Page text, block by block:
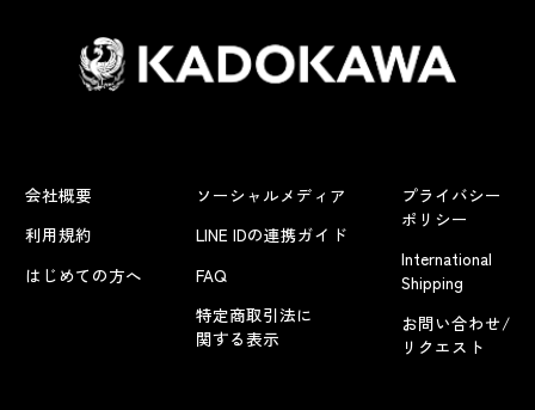
会社概要
利用規約
はじめての方へ
ソーシャルメディア
LINE IDの連携ガイド
FAQ
特定商取引法に
関する表示
プライバシー
ポリシー
International
Shipping
お問い合わせ/
リクエスト